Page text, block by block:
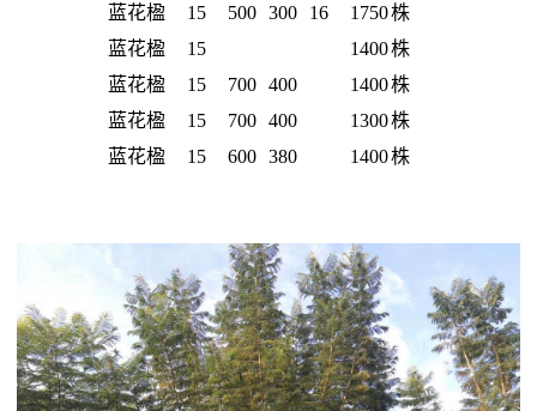
蓝花楹
15 500 300 16 1750株
蓝花楹
15 1400株
蓝花楹
15 700 400 1400株
蓝花楹
15 700 400 1300株
蓝花楹
15 600 380 1400株